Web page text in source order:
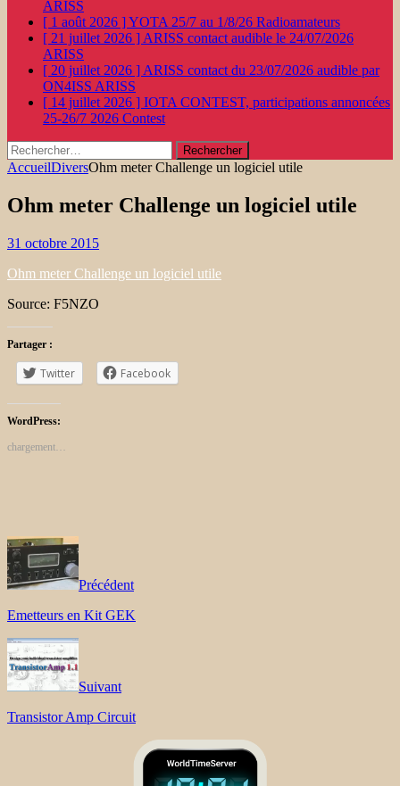
ARISS
[ 1 août 2026 ]YOTA 25/7 au 1/8/26 Radioamateurs
[ 21 juillet 2026 ] ARISS contact audible le 24/07/2026
ARISS
[ 20 juillet 2026 ] ARISS contact du 23/07/2026 audible par
ON4ISS ARISS
[ 14 juillet 2026 ] IOTA CONTEST, participations annoncées
25-26/7 2026 Contest
Rechercher :
AccueilDiversOhm meter Challenge un logiciel utile
Ohm meter Challenge un logiciel utile
31 octobre 2015
Ohm meter Challenge un logiciel utile
Source: F5NZO
Partager :
Twitter Facebook
WordPress:
chargement…
Précédent
Emetteurs en Kit GEK
Suivant
Transistor Amp Circuit